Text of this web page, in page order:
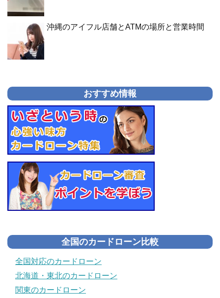
沖縄のアイフル店舗とATMの場所と営業時間
おすすめ情報
全国のカードローン比較
全国対応のカードローン
北海道・東北のカードローン
関東のカードローン